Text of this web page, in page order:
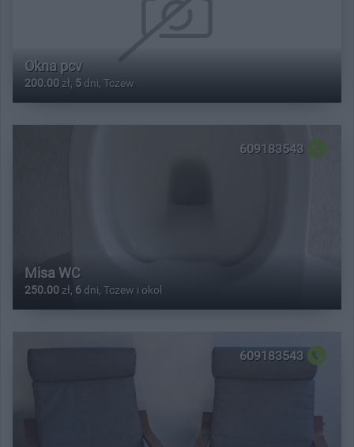
Okna pcv
200.00 zł, 5 dni, Tczew
609183543
Misa WC
250.00 zł, 6 dni, Tczew i okol
609183543